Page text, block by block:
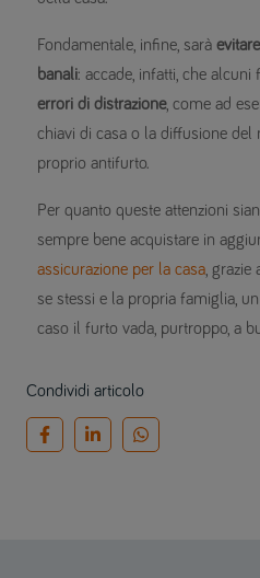
Fondamentale, infine, sarà
banali: accade, infatti, che
errori di distrazione, come ad
chiavi di casa o la diffusione del
proprio antifurto.
Per quanto queste attenzioni
sempre bene acquistare in
assicurazione per la casa ,
se stessi e la propria famiglia, un
caso il furto vada, purtroppo, a
Condividi articolo